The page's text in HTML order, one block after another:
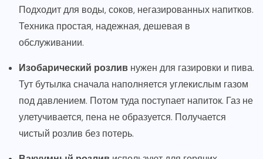
Подходит для воды, соков, негазированных напитков.
Техника простая, надежная, дешевая в
обслуживании.
Изобарический розлив нужен для газировки и пива.
Тут бутылка сначала наполняется углекислым газом
под давлением. Потом туда поступает напиток. Газ не
улетучивается, пена не образуется. Получается
чистый розлив без потерь.